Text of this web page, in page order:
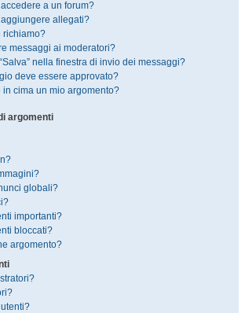
a un forum?
allegati?
richiamo?
messaggi ai moderatori?
nella finestra di invio dei messaggi?
deve essere approvato?
cima un mio argomento?
argomenti
globali?
importanti?
bloccati?
argomento?